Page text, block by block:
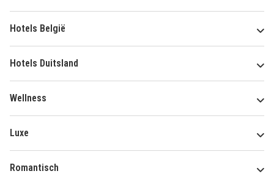
Hotels België
Hotels Duitsland
Wellness
Luxe
Romantisch